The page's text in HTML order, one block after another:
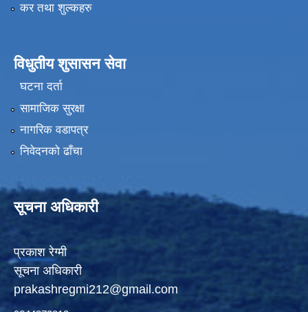
कर तथा शुल्कहरु
विधुतीय शुसासन सेवा
घटना दर्ता
सामाजिक सुरक्षा
नागरिक वडापत्र
निवेदनको ढाँचा
सूचना अधिकारी
प्रकाश रेग्मी
सूचना अधिकारी
prakashregmi212@gmail.com